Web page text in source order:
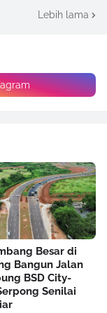
Lebih lama
Besar di
Bangun Jalan
BSD City-
Senilai